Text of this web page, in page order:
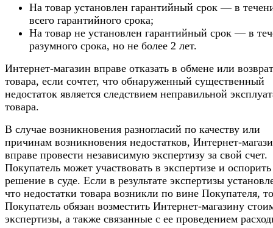
На товар установлен гарантийный срок — в
всего гарантийного срока;
На товар не установлен гарантийный срок — в
разумного срока, но не более 2 лет.
Интернет-магазин вправе отказать в обмене или
товара, если сочтет, что обнаруженный существенный
недостаток является следствием неправильной
товара.
В случае возникновения разногласий по качеству или
причинам возникновения недостатков, Интернет-
вправе провести независимую экспертизу за свой счет.
Покупатель может участвовать в экспертизе и оспорить
решение в суде. Если в результате экспертизы
что недостатки товара возникли по вине Покупателя, то
Покупатель обязан возместить Интернет-магазину
экспертизы, а также связанные с ее проведением